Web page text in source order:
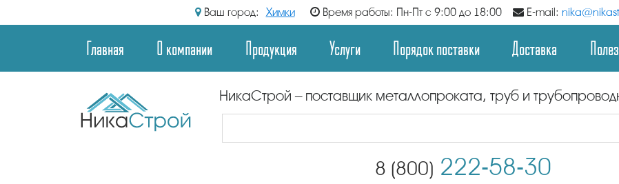
Ваш город: Химки Время работы: Пн-Пт с 9:00 до 18:00 E-mail:
Главная О компании Продукция Услуги Порядок поставки Доставка
НикаСтрой – поставщик металлопроката, труб и
8 (800) 222-58-30